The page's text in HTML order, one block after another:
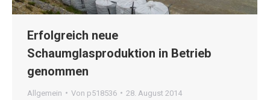
Erfolgreich neue
Schaumglasproduktion in Betrieb
genommen
Allgemein Von p518536 28. August 2014